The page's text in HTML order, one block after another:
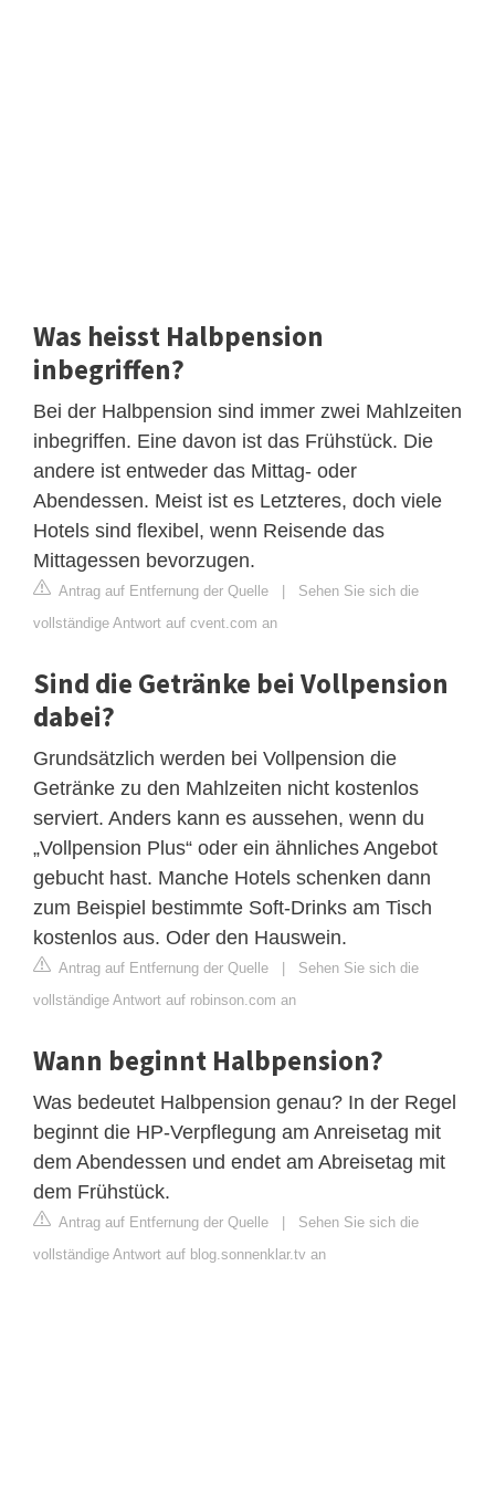
Was heisst Halbpension
inbegriffen?
Bei der Halbpension sind immer zwei Mahlzeiten
inbegriffen. Eine davon ist das Frühstück. Die
andere ist entweder das Mittag- oder
Abendessen. Meist ist es Letzteres, doch viele
Hotels sind flexibel, wenn Reisende das
Mittagessen bevorzugen.
Antrag auf Entfernung der Quelle | Sehen Sie sich die
vollständige Antwort auf cvent.com an
Sind die Getränke bei Vollpension
dabei?
Grundsätzlich werden bei Vollpension die
Getränke zu den Mahlzeiten nicht kostenlos
serviert. Anders kann es aussehen, wenn du
„Vollpension Plus“ oder ein ähnliches Angebot
gebucht hast. Manche Hotels schenken dann
zum Beispiel bestimmte Soft-Drinks am Tisch
kostenlos aus. Oder den Hauswein.
Antrag auf Entfernung der Quelle | Sehen Sie sich die
vollständige Antwort auf robinson.com an
Wann beginnt Halbpension?
Was bedeutet Halbpension genau? In der Regel
beginnt die HP-Verpflegung am Anreisetag mit
dem Abendessen und endet am Abreisetag mit
dem Frühstück.
Antrag auf Entfernung der Quelle | Sehen Sie sich die
vollständige Antwort auf blog.sonnenklar.tv an